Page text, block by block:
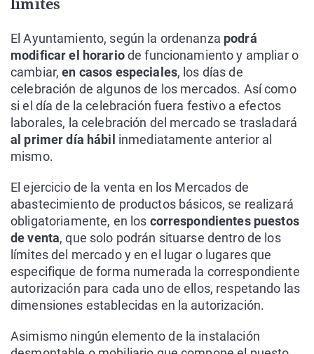
límites
El Ayuntamiento, según la ordenanza podrá
modificar el horariode funcionamiento y ampliar o
cambiar,en casos especiales, los días de
celebración de algunos de los mercados. Así como
si el día de la celebración fuera festivo a efectos
laborales, la celebración del mercado se trasladará
al primer día hábil inmediatamente anterior al
mismo.
El ejercicio de la venta en los Mercados de
abastecimiento de productos básicos, se realizará
obligatoriamente, en los correspondientes puestos
de venta, que solo podrán situarse dentro de los
límites del mercado y en el lugar o lugares que
especifique de forma numerada la correspondiente
autorización para cada uno de ellos, respetando las
dimensiones establecidas en la autorización.
Asimismo ningún elemento de la instalación